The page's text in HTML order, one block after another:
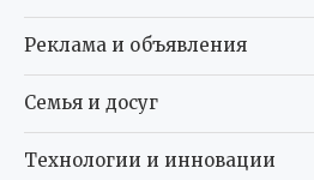
Реклама и объявления
Семья и досуг
Технологии и инновации